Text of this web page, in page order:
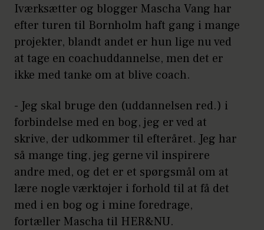
Iværksætter og blogger Mascha Vang har
efter turen til Bornholm haft gang i mange
projekter, blandt andet er hun lige nu ved
at tage en coachuddannelse, men det er
ikke med tanke om at blive coach.
- Jeg skal bruge den (uddannelsen red.) i
forbindelse med en bog, jeg er ved at
skrive, der udkommer til efteråret. Jeg har
så mange ting, jeg gerne vil inspirere
andre med, og det er et spørgsmål om at
lære nogle værktøjer i forhold til at få det
med i en bog og i mine foredrage,
fortæller Mascha til HER&NU.